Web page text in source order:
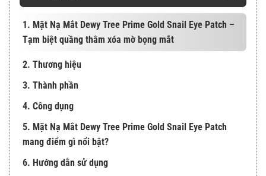
1. Mặt Nạ Mắt Dewy Tree Prime Gold Snail Eye Patch –
Tạm biệt quầng thâm xóa mờ bọng mắt
2. Thương hiệu
3. Thành phần
4. Công dụng
5. Mặt Nạ Mắt Dewy Tree Prime Gold Snail Eye Patch
mang điểm gì nổi bật?
6. Hướng dẫn sử dụng